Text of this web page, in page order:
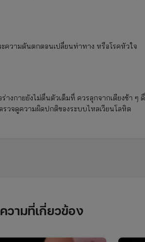
ความดันตกตอนเปลี่ยนท่าทาง หรือโรคหัวใจ
งกายยังไม่ตื่นตัวเต็มที่ ควรลุกจากเตียงช้า ๆ
วจดูความผิดปกติของระบบไหลเวียนโลหิต
วามที่เกี่ยวข้อง